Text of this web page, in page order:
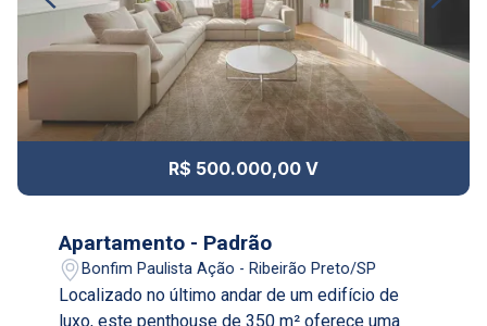
10
Aug/Mon
11
Aug/Tue
12
Aug/Wed
10:00
11:00
12:00
Continuar
R$ 500.000,00 V
Apartamento - Padrão
Bonfim Paulista Ação - Ribeirão Preto/SP
Localizado no último andar de um edifício de
luxo, este penthouse de 350 m² oferece uma